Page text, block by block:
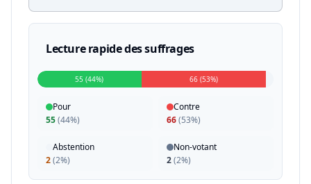
Lecture rapide des suffrages
55 (44%) 66 (53%)
Pour
55(44%)
Contre
66(53%)
Abstention
2(2%)
Non-votant
2(2%)